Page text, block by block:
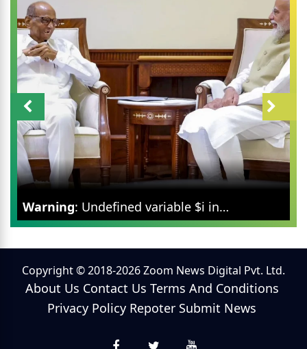
Warning : Undefined variable $i in
/var/www/zoomnews.in/news-
categories.phpon line298
महाराष्ट्र की राजनीति में बड़ा मोड़: पीएम मोदी से मिलेंगे शरद
पवार गुट के सभी 8 सांसद
Copyright © 2018-2026 Zoom News Digital Pvt. Ltd.
About Us Contact Us Terms And Conditions
Privacy Policy Repoter Submit News